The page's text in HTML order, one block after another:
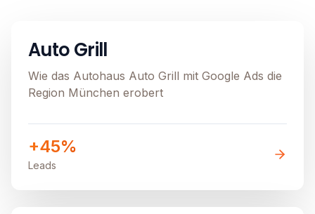
Auto Grill
Wie das Autohaus Auto Grill mit Google Ads die
Region München erobert
+45%
Leads
Image unavailable